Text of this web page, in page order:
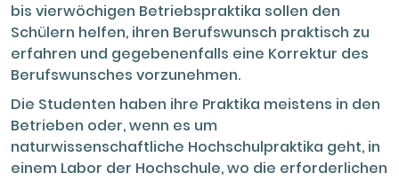
bis vierwöchigen Betriebspraktika sollen den
Schülern helfen, ihren Berufswunsch praktisch zu
erfahren und gegebenenfalls eine Korrektur des
Berufswunsches vorzunehmen.
Die Studenten haben ihre Praktika meistens in den
Betrieben oder, wenn es um
naturwissenschaftliche Hochschulpraktika geht, in
einem Labor der Hochschule, wo die erforderlichen